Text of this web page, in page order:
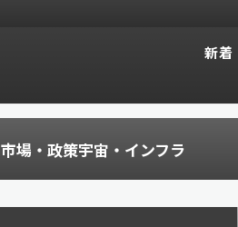
新着
市場・政策宇宙・インフラ